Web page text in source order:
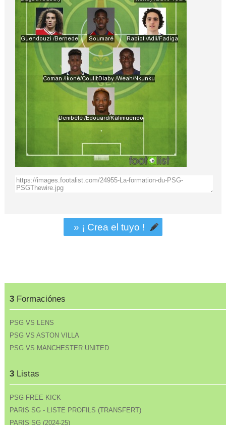
3Formaciónes
PSG VS LENS
PSG VS ASTON VILLA
PSG VS MANCHESTER UNITED
3Listas
PSG FREE KICK
PARIS SG - LISTE PROFILS (TRANSFERT)
PARIS SG (2024-25)
» ¡ Crea el tuyo !